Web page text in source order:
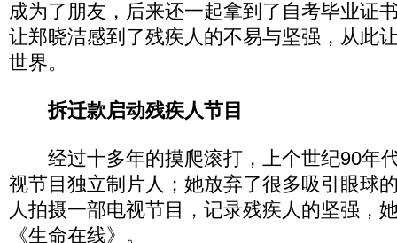
成为了朋友，后来还一起拿到了自考毕业证
让郑晓洁感到了残疾人的不易与坚强，从此
世界。
拆迁款启动残疾人节目
经过十多年的摸爬滚打，上个世纪90年
视节目独立制片人；她放弃了很多吸引眼球
人拍摄一部电视节目，记录残疾人的坚强，
《生命在线》。